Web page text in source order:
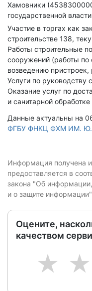
Хамовники
государственной
Участие в торгах как
строительстве 138,
Работы строительные
сооружений (работы по
возведению пристроек,
Услуги по руководству
Оказание услуг по
и санитарной
Данные актуальны на
ФГБУ ФНКЦ ФХМ ИМ.
Информация получена
предоставляется в
закона "Об
и о защите
Оцените,
качеством
2
1